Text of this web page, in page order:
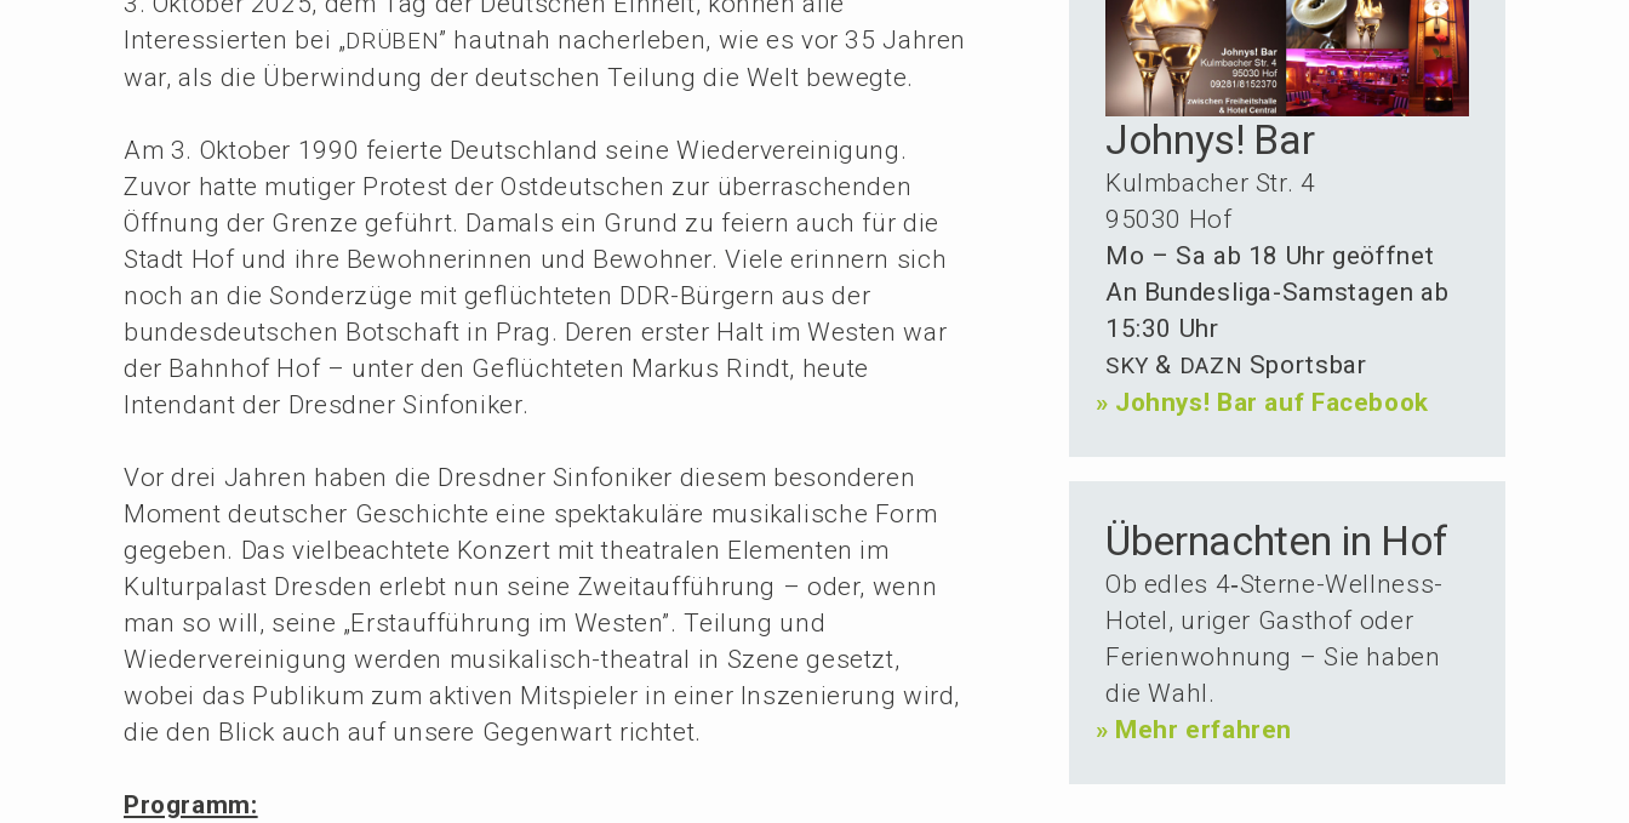
Inter­es­sier­ten bei „DRÜBEN” hautnah nacher­le­ben, wie es vor 35 Jahren
war, als die Überwin­dung der deutschen Teilung die Welt bewegte.
Am 3. Oktober 1990 feier­te Deutsch­land seine Wieder­ver­ei­ni­gung.
Zuvor hatte mutiger Protest der Ostdeut­schen zur überra­schen­den
Öffnung der Grenze geführt. Damals ein Grund zu feiern auch für die
Stadt Hof und ihre Bewoh­ne­rin­nen und Bewoh­ner. Viele erinnern sich
noch an die Sonder­zü­ge mit geflüch­te­ten DDR-Bürgern aus der
bundes­deut­schen Botschaft in Prag. Deren erster Halt im Westen war
der Bahnhof Hof – unter den Geflüch­te­ten Markus Rindt, heute
Inten­dant der Dresd­ner Sinfoniker.
Vor drei Jahren haben die Dresd­ner Sinfo­ni­ker diesem beson­de­ren
Moment deutscher Geschich­te eine spekta­ku­lä­re musika­li­sche Form
gegeben. Das vielbe­ach­te­te Konzert mit theatra­len Elemen­ten im
Kultur­pa­last Dresden erlebt nun seine Zweit­auf­füh­rung – oder, wenn
man so will, seine „Erstauf­füh­rung im Westen”. Teilung und
Wieder­ver­ei­ni­gung werden musika­lisch-theatral in Szene gesetzt,
wobei das Publi­kum zum aktiven Mitspie­ler in einer Insze­nie­rung wird,
die den Blick auch auf unsere Gegen­wart richtet.
Programm:
Johnys! Bar
Kulmba­cher Str. 4
95030 Hof
Mo – Sa ab 18 Uhr geöffnet
An Bundes­li­ga-Samsta­gen ab
15:30 Uhr
SKY & DAZN Sportsbar
» Johnys! Bar auf Facebook
Über­nachten in Hof
Ob edles 4‑Ster­ne-Wellness-
Hotel, uriger Gasthof oder
Ferien­woh­nung – Sie haben
die Wahl.
» Mehr erfahren